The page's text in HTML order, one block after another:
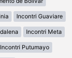
Incontri Guaviare
Incontri Meta
Incontri Putumayo